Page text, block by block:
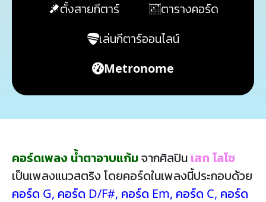
ตั้งสายกีตาร์
ตารางคอร์ด
เล่นกีตาร์ออนไลน์
Metronome
คอร์ดเพลง น้ำตาอาบแก้มจากศิลปิน เสก โลโซ
เป็นเพลงแนวสตริง โดยคอร์ดในเพลงนี้ประกอบด้วย
คอร์ด G, คอร์ด D/F#, คอร์ด Em, คอร์ด C, คอร์ด